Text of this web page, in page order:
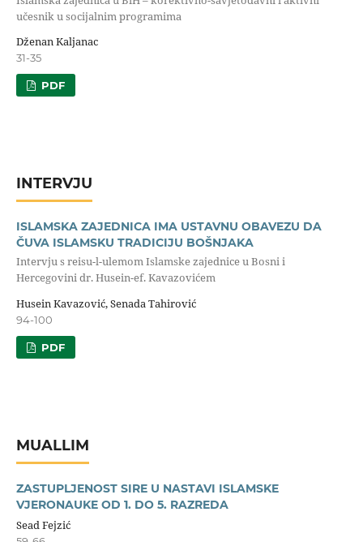
učesnik u socijalnim programima
Dženan Kaljanac
31-35
PDF
INTERVJU
ISLAMSKA ZAJEDNICA IMA USTAVNU OBAVEZU DA
ČUVA ISLAMSKU TRADICIJU BOŠNJAKA
Intervju s reisu-l-ulemom Islamske zajednice u Bosni i
Hercegovini dr. Husein-ef. Kavazovićem
Husein Kavazović, Senada Tahirović
94-100
PDF
MUALLIM
ZASTUPLJENOST SIRE U NASTAVI ISLAMSKE
VJERONAUKE OD 1. DO 5. RAZREDA
Sead Fejzić